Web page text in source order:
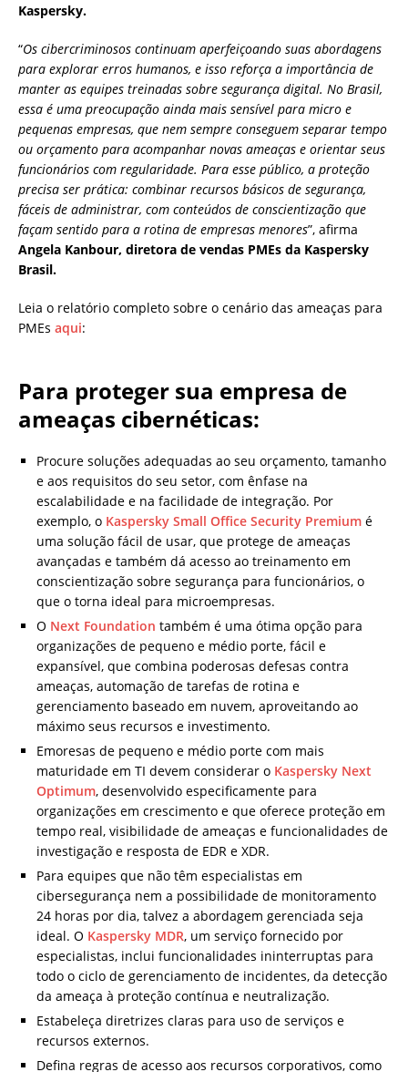
Kaspersky.
“Os cibercriminosos continuam aperfeiçoando suas abordagens
para explorar erros humanos, e isso reforça a importância de
manter as equipes treinadas sobre segurança digital. No Brasil,
essa é uma preocupação ainda mais sensível para micro e
pequenas empresas, que nem sempre conseguem separar tempo
ou orçamento para acompanhar novas ameaças e orientar seus
funcionários com regularidade. Para esse público, a proteção
precisa ser prática: combinar recursos básicos de segurança,
fáceis de administrar, com conteúdos de conscientização que
façam sentido para a rotina de empresas menores”, afirma
Angela Kanbour, diretora de vendas PMEs da Kaspersky
Brasil.
Leia o relatório completo sobre o cenário das ameaças para
PMEs aqui:
Para proteger sua empresa de
ameaças cibernéticas:
Procure soluções adequadas ao seu orçamento, tamanho
e aos requisitos do seu setor, com ênfase na
escalabilidade e na facilidade de integração. Por
exemplo, o Kaspersky Small Office Security Premium é
uma solução fácil de usar, que protege de ameaças
avançadas e também dá acesso ao treinamento em
conscientização sobre segurança para funcionários, o
que o torna ideal para microempresas.
O Next Foundation também é uma ótima opção para
organizações de pequeno e médio porte, fácil e
expansível, que combina poderosas defesas contra
ameaças, automação de tarefas de rotina e
gerenciamento baseado em nuvem, aproveitando ao
máximo seus recursos e investimento.
Emoresas de pequeno e médio porte com mais
maturidade em TI devem considerar o Kaspersky Next
Optimum, desenvolvido especificamente para
organizações em crescimento e que oferece proteção em
tempo real, visibilidade de ameaças e funcionalidades de
investigação e resposta de EDR e XDR.
Para equipes que não têm especialistas em
cibersegurança nem a possibilidade de monitoramento
24 horas por dia, talvez a abordagem gerenciada seja
ideal. O Kaspersky MDR, um serviço fornecido por
especialistas, inclui funcionalidades ininterruptas para
todo o ciclo de gerenciamento de incidentes, da detecção
da ameaça à proteção contínua e neutralização.
Estabeleça diretrizes claras para uso de serviços e
recursos externos.
Defina regras de acesso aos recursos corporativos, como